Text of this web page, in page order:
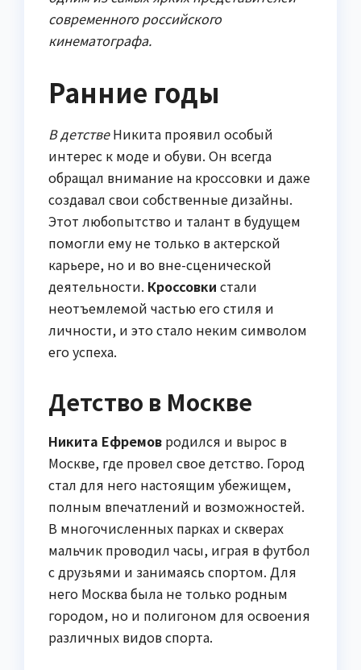
современного российского
кинематографа.
Ранние годы
В детствеНикита проявил особый
интерес к моде и обуви. Он всегда
обращал внимание на кроссовки и даже
создавал свои собственные дизайны.
Этот любопытство и талант в будущем
помогли ему не только в актерской
карьере, но и во вне-сценической
деятельности. Кроссовки стали
неотъемлемой частью его стиля и
личности, и это стало неким символом
его успеха.
Детство в Москве
Никита Ефремов родился и вырос в
Москве, где провел свое детство. Город
стал для него настоящим убежищем,
полным впечатлений и возможностей.
В многочисленных парках и скверах
мальчик проводил часы, играя в футбол
с друзьями и занимаясь спортом. Для
него Москва была не только родным
городом, но и полигоном для освоения
различных видов спорта.